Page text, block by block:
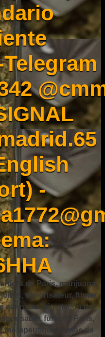
-
de Paris, marijuana,
vaporisateur, fumer
cannabis, législation du
fumer à Paris,
thérapeutique, fumée de